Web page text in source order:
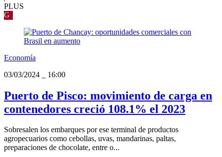
PLUS
G
Economía
03/03/2024
16:00
Puerto de Pisco: movimiento de carga en
contenedores creció 108.1% el 2023
Sobresalen los embarques por ese terminal de productos
agropecuarios como cebollas, uvas, mandarinas, paltas,
preparaciones de chocolate, entre o...